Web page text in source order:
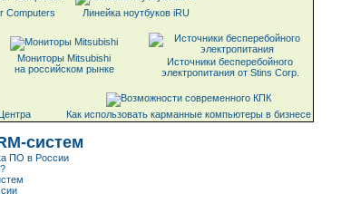
Computers Линейка ноутбуков iRU
Мониторы Mitsubishi
на российском рынке
Источники бесперебойного
электропитания от Stins Corp.
Как использовать карманные компьютеры в бизнесе
систем
ПО в России